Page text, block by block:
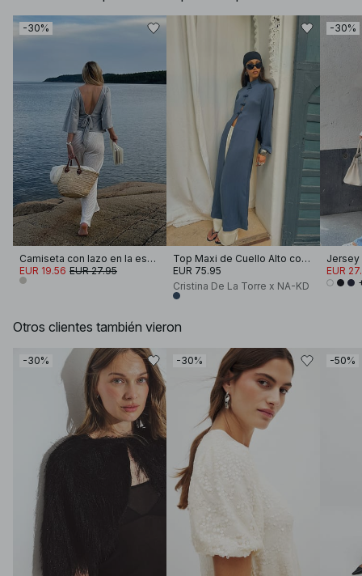
-30%
Camiseta con lazo en la espalda
EUR 19.56 EUR 27.95
Top Maxi de Cuello Alto con Botones
EUR 75.95
Cristina De La Torre x NA-KD
-30%
EUR
Otros clientes también vieron
-30% -30% -50%